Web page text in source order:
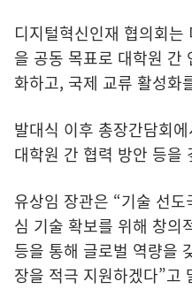
디지털혁신인재 협의회
을 공동 목표로 대학원 간
화하고, 국제 교류 활성화
발대식 이후 총장간담회
대학원 간 협력 방안 등을
유상임 장관은 “기술 선
심 기술 확보를 위해 창의
등을 통해 글로벌 역량을
장을 적극 지원하겠다”고